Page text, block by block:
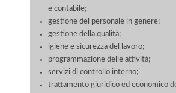
e contabile;
gestione del personale in genere;
gestione della qualità;
igiene e sicurezza del lavoro;
programmazione delle attività;
servizi di controllo interno;
trattamento giuridico ed economico